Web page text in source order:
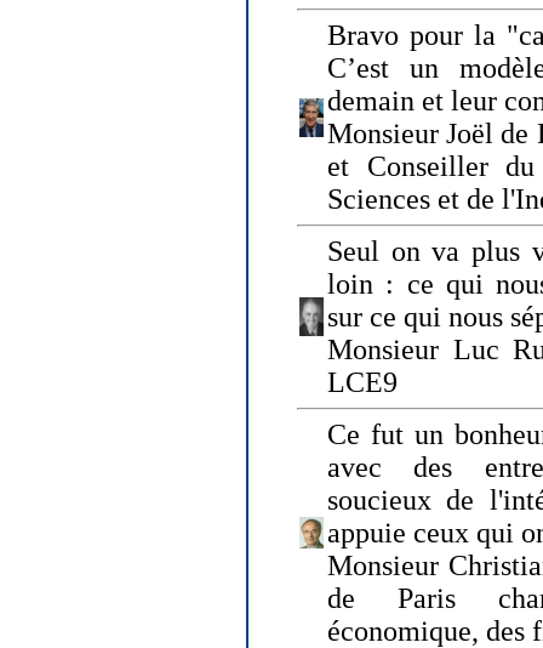
Bravo pour la
C’est un
demain et leur
Monsieur Joël de
et Conseiller
Sciences et de
Seul on va plus
loin : ce qui
sur ce qui nous
Monsieur Luc
LCE9
Ce fut un
avec des
soucieux de
appuie ceux qui
Monsieur
de Paris
économique, des